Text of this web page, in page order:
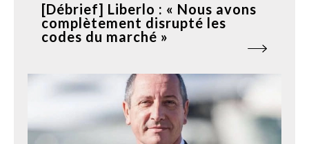
[Débrief] Liberlo : « Nous avons
complètement disrupté les
codes du marché »